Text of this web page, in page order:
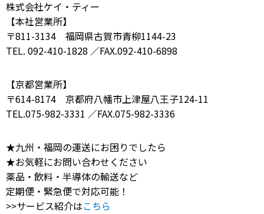
株式会社ケイ・ティー
【本社営業所】
〒811-3134 福岡県古賀市青柳1144-23
TEL. 092-410-1828 ／FAX.092-410-6898
【京都営業所】
〒614-8174 京都府八幡市上津屋八王子124-11
TEL.075-982-3331 ／FAX.075-982-3336
★九州・福岡の運送にお困りでしたら
★お気軽にお問い合わせください
薬品・飲料・半導体の輸送など
定期便・緊急便で対応可能！
>>サービス紹介はこちら